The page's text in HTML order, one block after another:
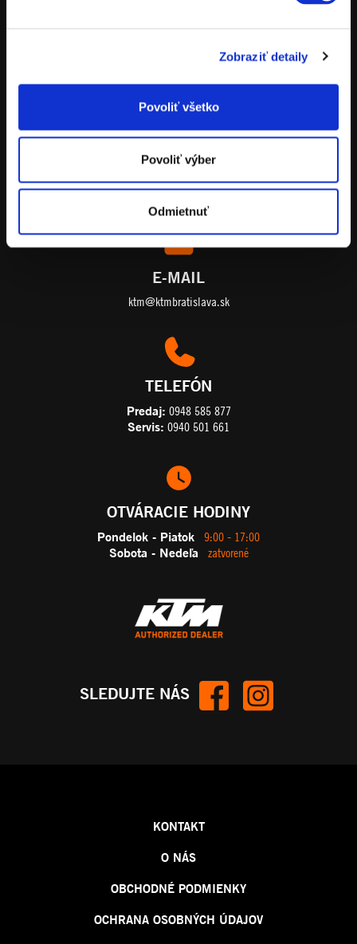
Zobraziť detaily
Povoliť všetko
Povoliť výber
Odmietnuť
ADRESA
KTM Bratislava
Stará Vajnorská 11
831 04 Bratislava
E-MAIL
ktm@ktmbratislava.sk
TELEFÓN
Predaj: 0948 585 877
Servis: 0940 501 661
OTVÁRACIE HODINY
Pondelok - Piatok 9:00 - 17:00
Sobota - Nedeľa zatvorené
SLEDUJTE NÁS
KONTAKT
O NÁS
OBCHODNÉ PODMIENKY
OCHRANA OSOBNÝCH ÚDAJOV